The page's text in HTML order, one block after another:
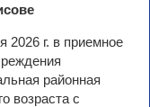
2026 г. в приемное
районная
возраста с